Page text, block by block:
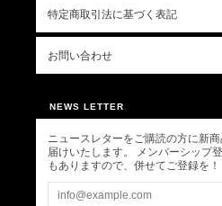
特定商取引法に基づく表記
お問い合わせ
NEWS LETTER
ニュースレターをご購読の方に新
届けいたします。 メンバーシップ
もありますので、併せてご登録を！